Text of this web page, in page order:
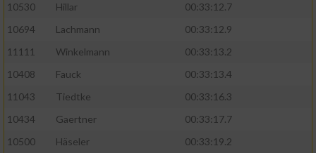
10530
Hillar
00:33:12.7
10694
Lachmann
00:33:12.9
11111
Winkelmann
00:33:13.2
10408
Fauck
00:33:13.4
11043
Tiedtke
00:33:16.3
10434
Gaertner
00:33:17.7
10500
Häseler
00:33:19.2
Funktional
Werbung